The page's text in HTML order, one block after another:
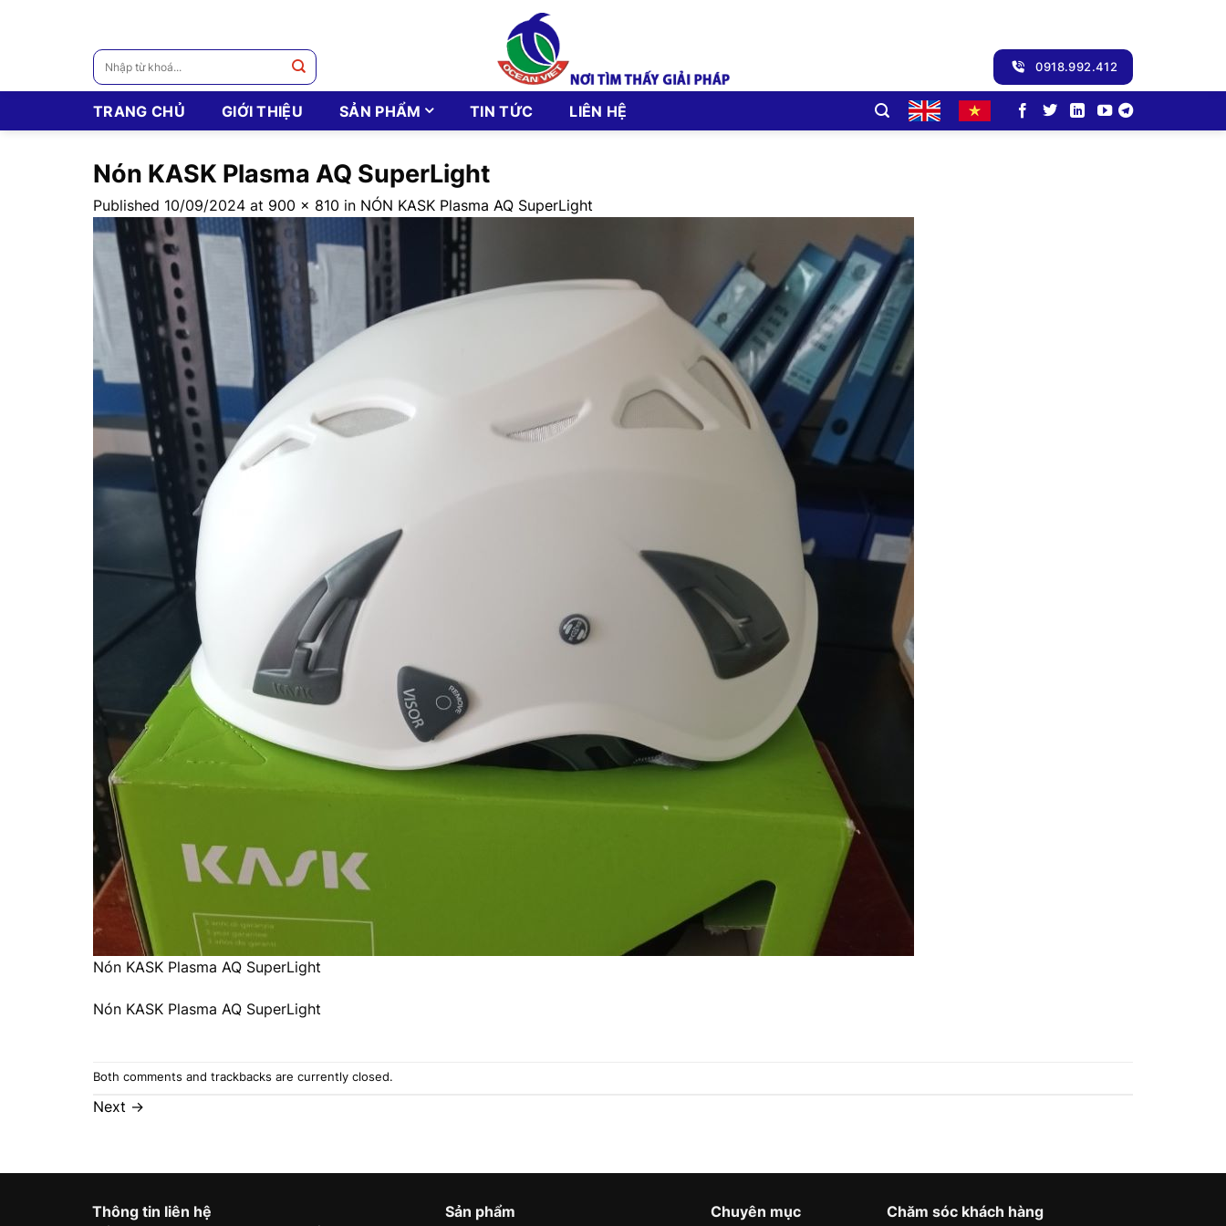
Tìm
kiếm:
0918.992.412
TRANG CHỦ GIỚI THIỆU SẢN PHẨM TIN TỨC LIÊN HỆ
Nón KASK Plasma AQ SuperLight
Published 10/09/2024 at 900 × 810 in NÓN KASK Plasma AQ SuperLight
Nón KASK Plasma AQ SuperLight
Nón KASK Plasma AQ SuperLight
Both comments and trackbacks are currently closed.
Next →
Thông tin liên hệ
Sản phẩm Chuyên mục Chăm sóc khách hàng